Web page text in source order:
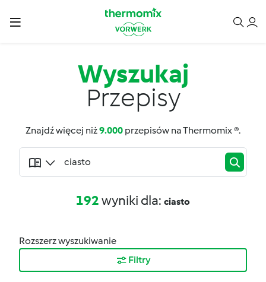
Wyszukaj
Przepisy
Znajdź więcej niż9.000 przepisów na Thermomix ®.
192wyniki dla: ciasto
Rozszerz wyszukiwanie
Filtry